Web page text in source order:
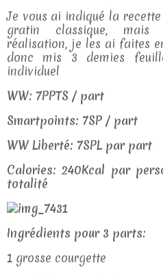
Je vous ai indiqué la
gratin classique, mais
réalisation, je les ai faites
donc mis 3 demies
individuel
WW: 7PPTS / part
Smartpoints: 7SP / part
WW Liberté: 7SPL par part
Calories: 240Kcal par
totalité
Ingrédients pour 3 parts:
1 grosse courgette